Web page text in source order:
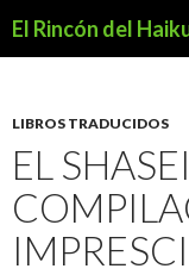
El Rincón del
LIBROS TRADUCIDOS
EL